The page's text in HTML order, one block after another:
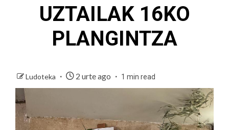
UZTAILAK 16KO
PLANGINTZA
Ludoteka 2 urte ago 1 min read